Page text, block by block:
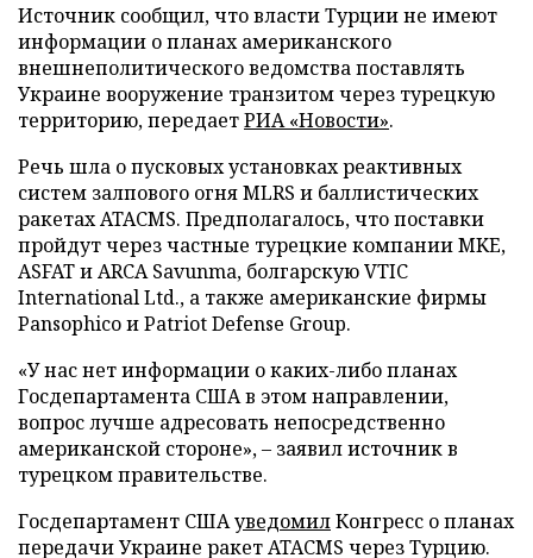
Источник сообщил, что власти Турции не имеют
информации о планах американского
внешнеполитического ведомства поставлять
Украине вооружение транзитом через турецкую
территорию, передаетРИА «Новости».
Речь шла о пусковых установках реактивных
систем залпового огня MLRS и баллистических
ракетах ATACMS. Предполагалось, что поставки
пройдут через частные турецкие компании MKE,
ASFAT и ARCA Savunma, болгарскую VTIC
International Ltd., а также американские фирмы
Pansophico и Patriot Defense Group.
«У нас нет информации о каких-либо планах
Госдепартамента США в этом направлении,
вопрос лучше адресовать непосредственно
американской стороне», – заявил источник в
турецком правительстве.
Госдепартамент СШАуведомилКонгресс о планах
передачи Украине ракет ATACMS через Турцию.